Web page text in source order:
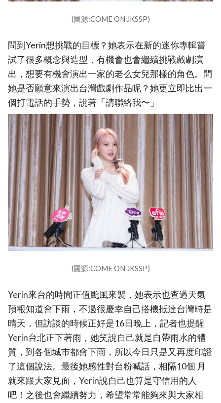
(圖源:COME ON JKSSP)
問到Yerin想挑戰的目標？她表示在新的迷你專輯嘗
試了很多概念與造型，有機會也會繼續挑戰戲劇演
出，想要有機會演出一家的老么女兒那樣的角色。問
她是否願意來演出台灣戲劇作品呢？她更立即比出一
個打電話的手勢，說著「請聯絡我〜」
(圖源:COME ON JKSSP)
Yerin來台的時間正值颱風來襲，她表示也查過天氣
預報知道會下雨，不過很慶幸自己搭機抵達台灣時是
晴天，但訪談的時候正好是16日晚上，記者也提醒
Yerin台北正下著雨，她笑說自己就是自帶雨水的體
質，到各個城市都會下雨，所以今日只是又再度印證
了這個說法。最後她感性對台粉喊話，相隔10個 月
就來跟大家見面，Yerin說自己也算是守信用的人
吧！之後也會繼續努力，希望常常能夠來與大家相